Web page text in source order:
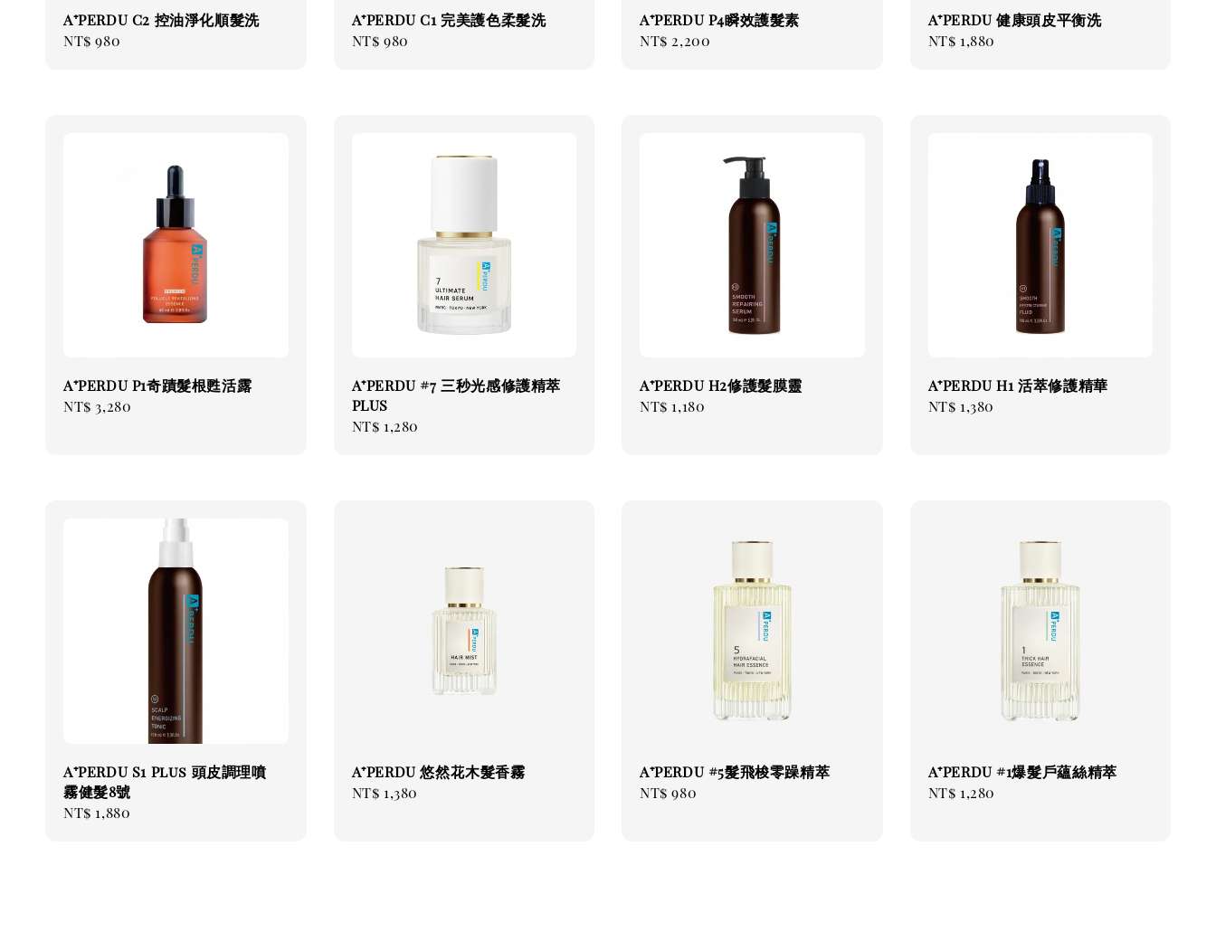
A⁺PERDU C2 控油淨化順髮洗
Regular
NT$ 980
A⁺PERDU C1 完美護色柔髮洗
Regular
NT$ 980
A⁺PERDU P4瞬效護髮素
Regular
NT$ 2,200
A⁺PERDU 健康頭皮平衡洗
Regular
NT$ 1,880
A⁺PERDU P1奇蹟髮根甦活露
Regular
NT$ 3,280
A⁺PERDU #7 三秒光感修護精萃
PLUS
Regular
NT$ 1,280
A⁺PERDU H2修護髮膜靈
Regular
NT$ 1,180
A⁺PERDU H1 活萃修護精華
Regular
NT$ 1,380
A⁺PERDU S1 Plus 頭皮調理噴
霧健髮8號
Regular
NT$ 1,880
A⁺PERDU 悠然花木髮香霧
Regular
NT$ 1,380
A⁺PERDU #5髮飛梭零躁精萃
Regular
NT$ 980
A⁺PERDU #1爆髮戶蘊絲精萃
Regular
NT$ 1,280